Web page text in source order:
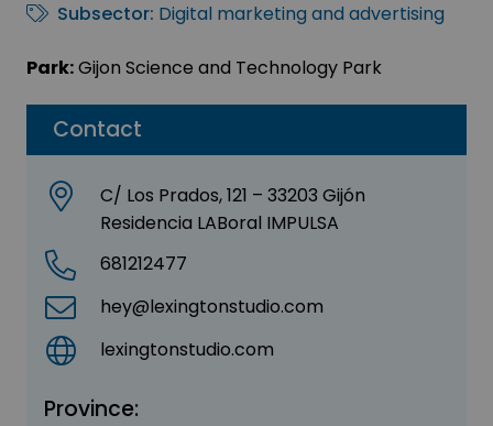
Contact
C/ Los Prados, 121 – 33203 Gijón
Residencia LABoral IMPULSA
681212477
hey@lexingtonstudio.com
lexingtonstudio.com
Province:
Subsector: Digital marketing and advertising
Park:Gijon Science and Technology Park